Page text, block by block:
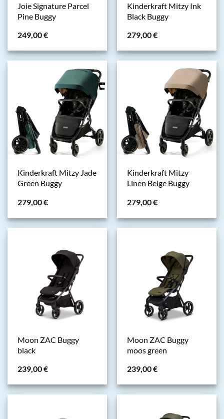
Joie Signature Parcel
Pine Buggy
249,00€
Kinderkraft Mitzy Ink
Black Buggy
279,00€
Kinderkraft Mitzy Jade
Green Buggy
279,00€
Kinderkraft Mitzy
Linen Beige Buggy
279,00€
Moon ZAC Buggy
black
239,00€
Moon ZAC Buggy
moos green
239,00€